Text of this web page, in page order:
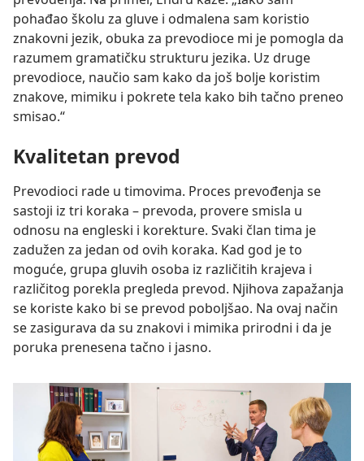
pohađao školu za gluve i odmalena sam koristio
znakovni jezik, obuka za prevodioce mi je pomogla da
razumem gramatičku strukturu jezika. Uz druge
prevodioce, naučio sam kako da još bolje koristim
znakove, mimiku i pokrete tela kako bih tačno preneo
smisao.“
Kvalitetan prevod
Prevodioci rade u timovima. Proces prevođenja se
sastoji iz tri koraka – prevoda, provere smisla u
odnosu na engleski i korekture. Svaki član tima je
zadužen za jedan od ovih koraka. Kad god je to
moguće, grupa gluvih osoba iz različitih krajeva i
različitog porekla pregleda prevod. Njihova zapažanja
se koriste kako bi se prevod poboljšao. Na ovaj način
se zasigurava da su znakovi i mimika prirodni i da je
poruka prenesena tačno i jasno.